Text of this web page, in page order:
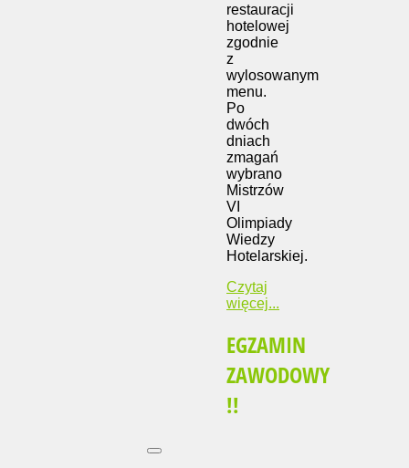
restauracji
hotelowej
zgodnie
z
wylosowanym
menu.
Po
dwóch
dniach
zmagań
wybrano
Mistrzów
VI
Olimpiady
Wiedzy
Hotelarskiej.
Czytaj
więcej...
EGZAMIN
ZAWODOWY
!!